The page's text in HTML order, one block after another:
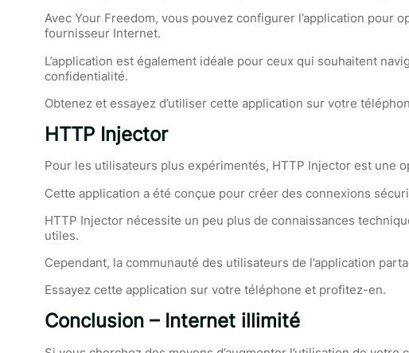
Avec Your Freedom, vous pouvez configurer l’application
fournisseur Internet.
L’application est également idéale pour ceux qui souhaitent
confidentialité.
Obtenez et essayez d’utiliser cette application sur votre
HTTP Injector
Pour les utilisateurs plus expérimentés, HTTP Injector est une
Cette application a été conçue pour créer des connexions
HTTP Injector nécessite un peu plus de connaissances
utiles.
Cependant, la communauté des utilisateurs de l’application
Essayez cette application sur votre téléphone et profitez-en.
Conclusion – Internet illimité